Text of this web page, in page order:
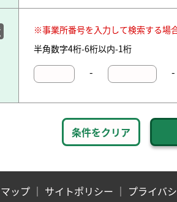
※事業所番号を入力して検索する場
半角数字4桁-6桁以内-1桁
- -
条件をクリア
ップ ｜ サイトポリシー ｜ プライバ